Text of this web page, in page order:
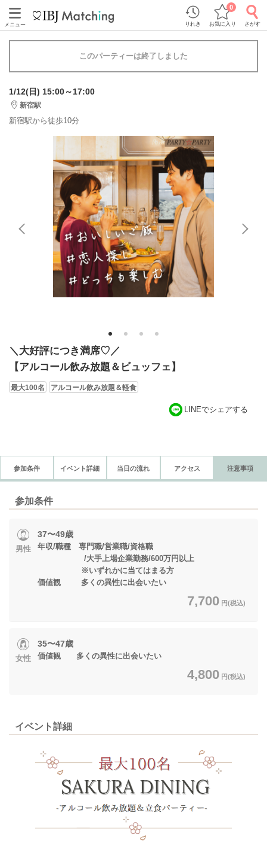
メニュー りれき お気に入り
0
さがす
このパーティーは終了しました
1/12(日) 15:00～17:00
新宿駅
新宿駅から徒歩10分
1 2 3 4
＼大好評につき満席♡／
【アルコール飲み放題＆ビュッフェ】
最大100名 アルコール飲み放題＆軽食
LINEでシェアする
参加条件 イベント詳細 当日の流れ アクセス 注意事項
参加条件
男性
37〜49歳
年収/職種 専門職/営業職/資格職
/大手上場企業勤務/600万円以上
※いずれかに当てはまる方
価値観 多くの異性に出会いたい
7,700 円(税込)
女性
35〜47歳
価値観 多くの異性に出会いたい
4,800 円(税込)
イベント詳細